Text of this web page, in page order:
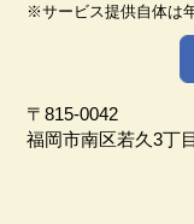
※サービス提供自体は
〒815-0042
福岡市南区若久3丁